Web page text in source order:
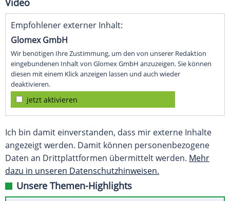
Video
Empfohlener externer Inhalt:
Glomex GmbH
Wir benötigen Ihre Zustimmung, um den von unserer Redaktion
eingebundenen Inhalt von Glomex GmbH anzuzeigen. Sie können
diesen mit einem Klick anzeigen lassen und auch wieder
deaktivieren.
jetzt aktivieren
Ich bin damit einverstanden, dass mir externe Inhalte
angezeigt werden. Damit können personenbezogene
Daten an Drittplattformen übermittelt werden. Mehr
dazu in unseren Datenschutzhinweisen.
Unsere Themen-Highlights